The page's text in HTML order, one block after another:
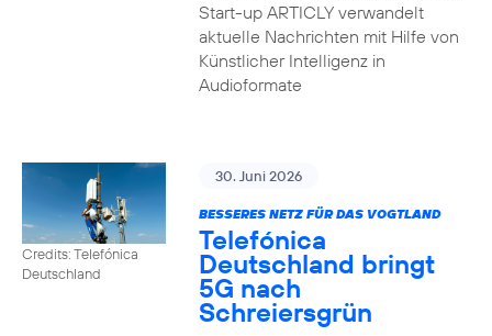
Start-up ARTICLY verwandelt
aktuelle Nachrichten mit Hilfe von
Künstlicher Intelligenz in
Audioformate
Credits: Telefónica
Deutschland
30. Juni 2026
BESSERES NETZ FÜR DAS VOGTLAND
Telefónica
Deutschland bringt
5G nach
Schreiersgrün